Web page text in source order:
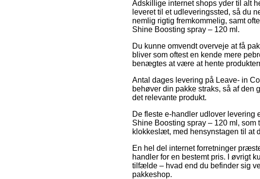
Adskillige internet shops yder til alt
leveret til et udleveringssted, så du
nemlig rigtig fremkommelig, samt
Shine Boosting spray – 120 ml.
Du kunne omvendt overveje at få
bliver som oftest en kende mere
benægtes at være at hente
Antal dages levering på Leave- in
behøver din pakke straks, så af den
det relevante produkt.
De fleste e-handler udlover levering
Shine Boosting spray – 120 ml,
klokkeslæt, med hensynstagen til at
En hel del internet forretninger
handler for en bestemt pris. I øvrigt
tilfælde – hvad end du befinder sig
pakkeshop.